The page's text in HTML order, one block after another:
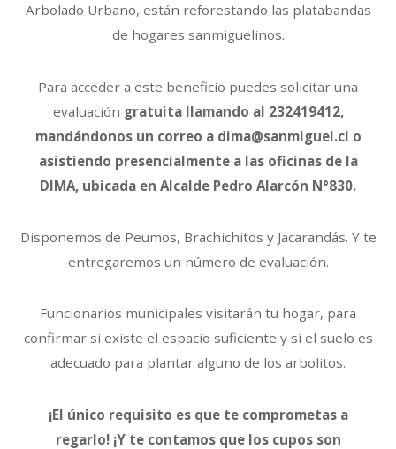
Arbolado Urbano, están reforestando las platabandas
de hogares sanmiguelinos.
Para acceder a este beneficio puedes solicitar una
evaluación gratuita llamando al 232419412,
mandándonos un correo a dima@sanmiguel.cl o
asistiendo presencialmente a las oficinas de la
DIMA, ubicada en Alcalde Pedro Alarcón N°830.
Disponemos de Peumos, Brachichitos y Jacarandás. Y te
entregaremos un número de evaluación.
Funcionarios municipales visitarán tu hogar, para
confirmar si existe el espacio suficiente y si el suelo es
adecuado para plantar alguno de los arbolitos.
¡El único requisito es que te comprometas a
regarlo! ¡Y te contamos que los cupos son